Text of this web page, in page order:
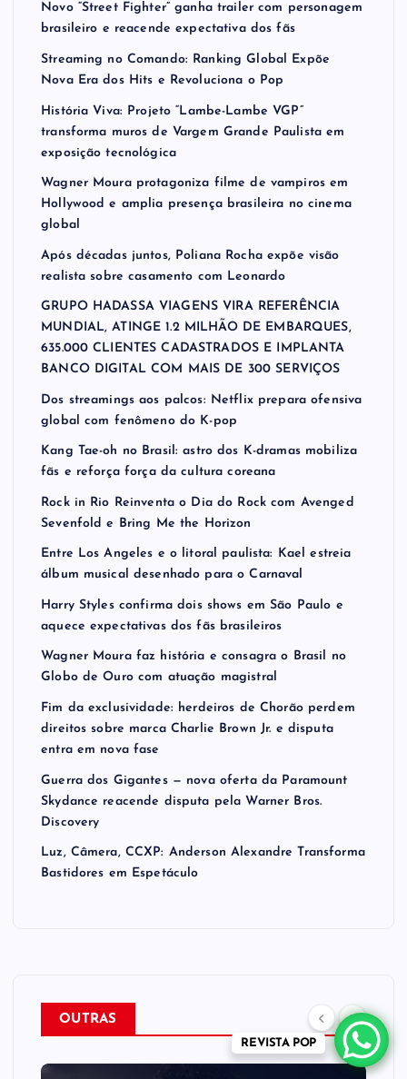
Novo “Street Fighter” ganha trailer com personagem
brasileiro e reacende expectativa dos fãs
Streaming no Comando: Ranking Global Expõe
Nova Era dos Hits e Revoluciona o Pop
História Viva: Projeto “Lambe-Lambe VGP”
transforma muros de Vargem Grande Paulista em
exposição tecnológica
Wagner Moura protagoniza filme de vampiros em
Hollywood e amplia presença brasileira no cinema
global
Após décadas juntos, Poliana Rocha expõe visão
realista sobre casamento com Leonardo
GRUPO HADASSA VIAGENS VIRA REFERÊNCIA
MUNDIAL, ATINGE 1.2 MILHÃO DE EMBARQUES,
635.000 CLIENTES CADASTRADOS E IMPLANTA
BANCO DIGITAL COM MAIS DE 300 SERVIÇOS
Dos streamings aos palcos: Netflix prepara ofensiva
global com fenômeno do K-pop
Kang Tae-oh no Brasil: astro dos K-dramas mobiliza
fãs e reforça força da cultura coreana
Rock in Rio Reinventa o Dia do Rock com Avenged
Sevenfold e Bring Me the Horizon
Entre Los Angeles e o litoral paulista: Kael estreia
álbum musical desenhado para o Carnaval
Harry Styles confirma dois shows em São Paulo e
aquece expectativas dos fãs brasileiros
Wagner Moura faz história e consagra o Brasil no
Globo de Ouro com atuação magistral
Fim da exclusividade: herdeiros de Chorão perdem
direitos sobre marca Charlie Brown Jr. e disputa
entra em nova fase
Guerra dos Gigantes — nova oferta da Paramount
Skydance reacende disputa pela Warner Bros.
Discovery
Luz, Câmera, CCXP: Anderson Alexandre Transforma
Bastidores em Espetáculo
OUTRAS
REVISTA POP